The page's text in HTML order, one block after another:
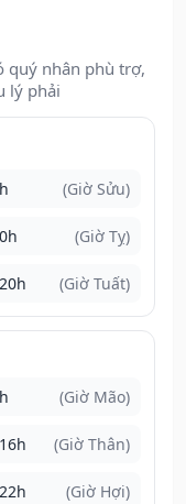
quý nhân phù trợ,
lý phải
(Giờ Sửu)
(Giờ Tỵ)
(Giờ Tuất)
(Giờ Mão)
(Giờ Thân)
(Giờ Hợi)